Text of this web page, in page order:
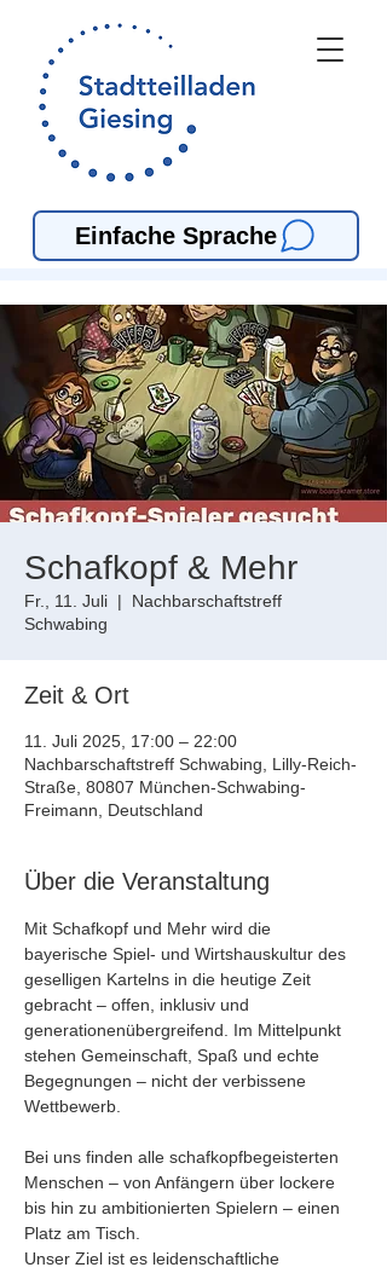
Einfache Sprache
Schafkopf & Mehr
Fr., 11. Juli
  |
Nachbarschaftstreff
Schwabing
Zeit & Ort
11. Juli 2025, 17:00 – 22:00
Nachbarschaftstreff Schwabing, Lilly-Reich-
Straße, 80807 München-Schwabing-
Freimann, Deutschland
Über die Veranstaltung
Mit Schafkopf und Mehr wird die
bayerische Spiel- und Wirtshauskultur des
geselligen Kartelns in die heutige Zeit
gebracht – offen, inklusiv und
generationenübergreifend. Im Mittelpunkt
stehen Gemeinschaft, Spaß und echte
Begegnungen – nicht der verbissene
Wettbewerb.
Bei uns finden alle schafkopfbegeisterten
Menschen – von Anfängern über lockere
bis hin zu ambitionierten Spielern – einen
Platz am Tisch.
Unser Ziel ist es leidenschaftliche